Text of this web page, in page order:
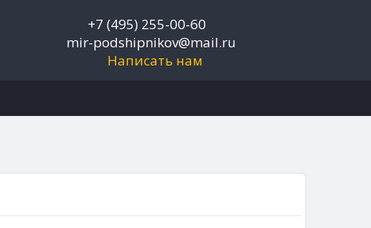
+7 (495) 255-00-60
mir-podshipnikov@mail.ru
Написать нам